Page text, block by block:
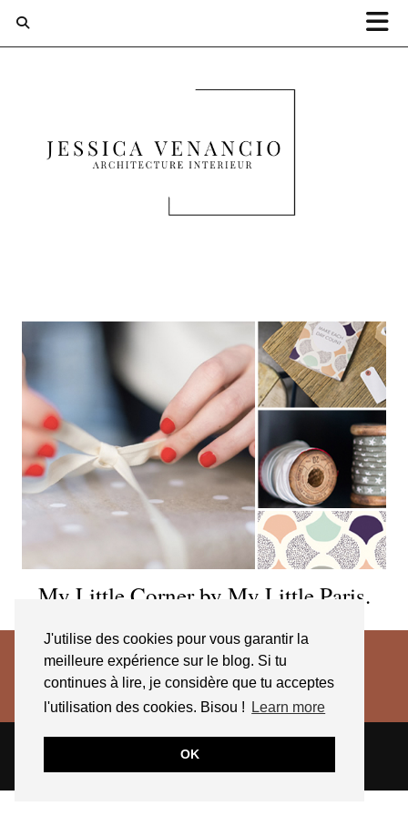
J'utilise des cookies pour vous garantir la
meilleure expérience sur le blog. Si tu
continues à lire, je considère que tu acceptes
l'utilisation des cookies. Bisou !
Learn more
OK
My Little Corner by My Little Paris.
THEME CREATED BYpipdig